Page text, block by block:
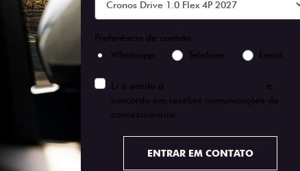
Preferência de contato:
Whatsapp
Telefone Email
Li e aceito a
e
concordo em receber comunicações da
concessionária.
ENTRAR EM CONTATO